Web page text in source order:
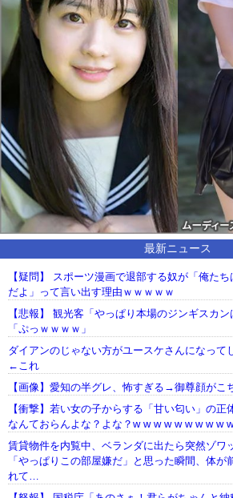
最新ニュース
【疑問】 スポーツ漫画で退部する奴が「俺た
だよ」って言い出す理由ｗｗｗｗｗ
【悲報】 観光客「やっぱり本場のジンギスカ
「ぷっｗｗｗｗ」
ダイアンのじゃない方がユースケさんになって
←これ
【画像】愛知の半グレ、怖すぎる→御尊顔がこ
【衝撃】若い女の子からする「甘い匂い」の
なんておらんよな？よな？w w w w w w w w w
賃貸物件を内覧中、ベランダに出たら突然ゾワ
「やっぱりこの部屋嫌だ」と思った瞬間、体が
れて…